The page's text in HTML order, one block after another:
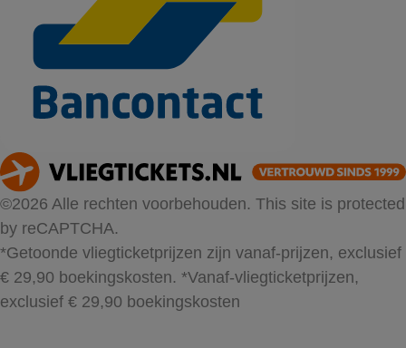
©2026 Alle rechten voorbehouden. This site is protected
by reCAPTCHA.
*Getoonde vliegticketprijzen zijn vanaf-prijzen, exclusief
€ 29,90 boekingskosten. *Vanaf-vliegticketprijzen,
exclusief € 29,90 boekingskosten